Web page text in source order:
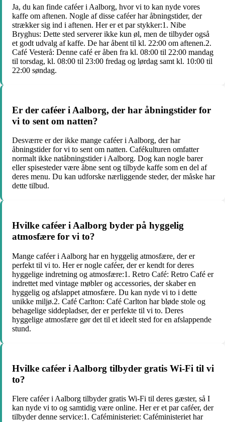
Ja, du kan finde caféer i Aalborg, hvor vi to kan nyde vores
kaffe om aftenen. Nogle af disse caféer har åbningstider, der
strækker sig ind i aftenen. Her er et par stykker:1. Nibe
Bryghus: Dette sted serverer ikke kun øl, men de tilbyder også
et godt udvalg af kaffe. De har åbent til kl. 22:00 om aftenen.2.
Café Vesterå: Denne café er åben fra kl. 08:00 til 22:00 mandag
til torsdag, kl. 08:00 til 23:00 fredag og lørdag samt kl. 10:00 til
22:00 søndag.
Er der caféer i Aalborg, der har åbningstider for
vi to sent om natten?
Desværre er der ikke mange caféer i Aalborg, der har
åbningstider for vi to sent om natten. Cafékulturen omfatter
normalt ikke natåbningstider i Aalborg. Dog kan nogle barer
eller spisesteder være åbne sent og tilbyde kaffe som en del af
deres menu. Du kan udforske nærliggende steder, der måske har
dette tilbud.
Hvilke caféer i Aalborg byder på hyggelig
atmosfære for vi to?
Mange caféer i Aalborg har en hyggelig atmosfære, der er
perfekt til vi to. Her er nogle caféer, der er kendt for deres
hyggelige indretning og atmosfære:1. Retro Café: Retro Café er
indrettet med vintage møbler og accessories, der skaber en
hyggelig og afslappet atmosfære. Du kan nyde vi to i dette
unikke miljø.2. Café Carlton: Café Carlton har bløde stole og
behagelige siddepladser, der er perfekte til vi to. Deres
hyggelige atmosfære gør det til et ideelt sted for en afslappende
stund.
Hvilke caféer i Aalborg tilbyder gratis Wi-Fi til vi
to?
Flere caféer i Aalborg tilbyder gratis Wi-Fi til deres gæster, så I
kan nyde vi to og samtidig være online. Her er et par caféer, der
tilbyder denne service:1. Caféministeriet: Caféministeriet har